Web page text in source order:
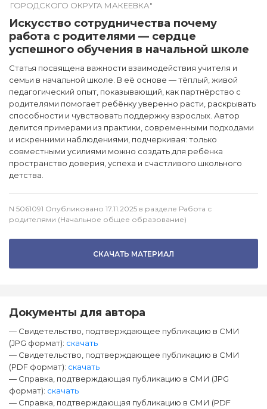
ГОРОДСКОГО ОКРУГА МАКЕЕВКА"
Искусство сотрудничества почему
работа с родителями — сердце
успешного обучения в начальной школе
Статья посвящена важности взаимодействия учителя и
семьи в начальной школе. В её основе — тёплый, живой
педагогический опыт, показывающий, как партнёрство с
родителями помогает ребёнку уверенно расти, раскрывать
способности и чувствовать поддержку взрослых. Автор
делится примерами из практики, современными подходами
и искренними наблюдениями, подчеркивая: только
совместными усилиями можно создать для ребёнка
пространство доверия, успеха и счастливого школьного
детства.
N 5061091 Опубликовано 17.11.2025 в разделе Работа с
родителями (Начальное общее образование)
СКАЧАТЬ МАТЕРИАЛ
Документы для автора
— Свидетельство, подтверждающее публикацию в СМИ
(JPG формат): скачать
— Свидетельство, подтверждающее публикацию в СМИ
(PDF формат): скачать
— Справка, подтверждающая публикацию в СМИ (JPG
формат): скачать
— Справка, подтверждающая публикацию в СМИ (PDF